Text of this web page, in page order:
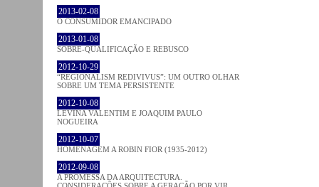
2013-02-08
O CONSUMIDOR EMANCIPADO
2013-01-08
SOBRE-QUALIFICAÇÃO E REBUSCO
2012-10-29
“REGIONALISM REDIVIVUS”: UM OUTRO OLHAR
SOBRE UM TEMA PERSISTENTE
2012-10-08
LEVINA VALENTIM E JOAQUIM PAULO
NOGUEIRA
2012-10-07
HOMENAGEM A ROBIN FIOR (1935-2012)
2012-09-08
A PROMESSA DA ARQUITECTURA.
CONSIDERAÇÕES SOBRE A GERAÇÃO POR VIR